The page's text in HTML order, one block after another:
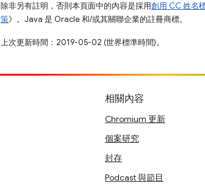
除非另有註明，否則本頁面中的內容是採用創用 CC 姓名
策》。Java 是 Oracle 和/或其關聯企業的註冊商標。
上次更新時間：2019-05-02 (世界標準時間)。
相關內容
Chromium 更新
個案研究
封存
Podcast 與節目